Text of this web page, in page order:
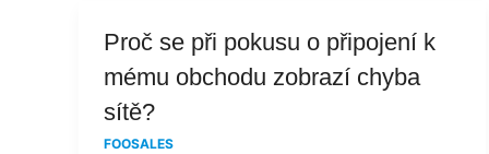
Proč se při pokusu o připojení k
mému obchodu zobrazí chyba
sítě?
FOOSALES
Proč
se
při
pokusu